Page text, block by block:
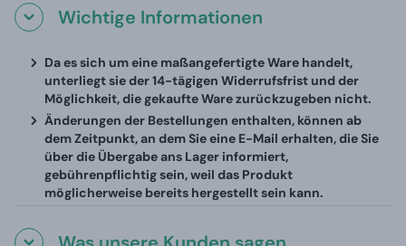
Wichtige Informationen
Da es sich um eine maßangefertigte Ware handelt,
unterliegt sie der 14-tägigen Widerrufsfrist und der
Möglichkeit, die gekaufte Ware zurückzugeben nicht.
Änderungen der Bestellungen enthalten, können ab
dem Zeitpunkt, an dem Sie eine E-Mail erhalten, die Sie
über die Übergabe ans Lager informiert,
gebührenpflichtig sein, weil das Produkt
möglicherweise bereits hergestellt sein kann.